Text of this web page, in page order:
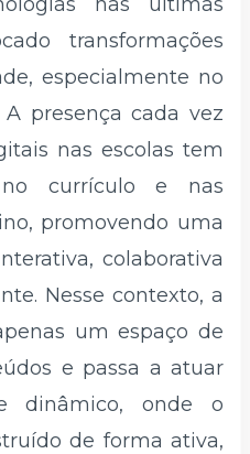
transformações
especialmente no
presença cada vez
nas escolas tem
currículo e nas
promovendo uma
colaborativa
Nesse contexto, a
um espaço de
e passa a atuar
dinâmico, onde o
de forma ativa,